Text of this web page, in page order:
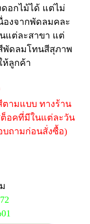
อกไม้ได้ แต่ไม่
องจากพัดลมคละ
แต่ละสาขา แต่
พัดลมโทนสีสุภาพ
ห้ลูกค้า
ามแบบ ทางร้าน
อคที่มีในแต่ละวัน
ถามก่อนสั่งซื้อ)